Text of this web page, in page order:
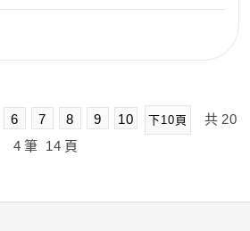
6 7 8 9 10 下10頁 共 20
4 筆 14 頁